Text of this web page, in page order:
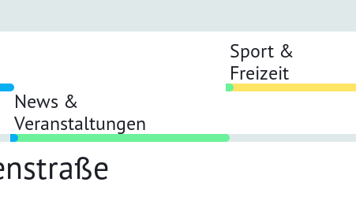
News &
Veranstaltungen
Sport &
Freizeit